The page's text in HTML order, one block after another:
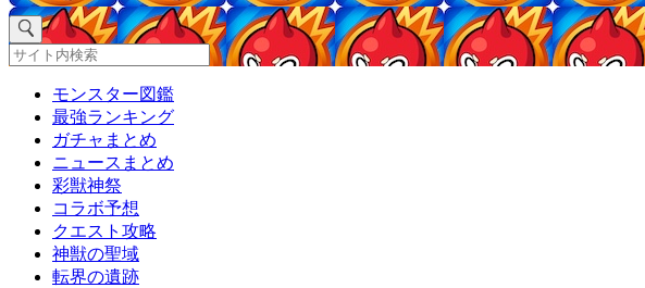
モンスター図鑑
最強ランキング
ガチャまとめ
ニュースまとめ
彩獣神祭
コラボ予想
クエスト攻略
神獣の聖域
転界の遺跡